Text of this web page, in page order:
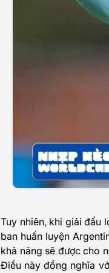
Tuy nhiên, khi giải đấu
ban huấn luyện
khả năng sẽ được cho
Điều này đồng nghĩa